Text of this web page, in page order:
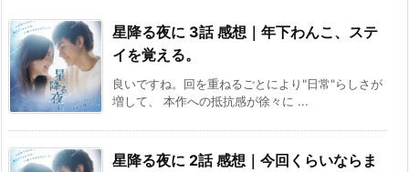
星降る夜に 3話 感想｜年下わんこ、ステ
イを覚える。
良いですね。回を重ねるごとにより"日常"らしさが
増して、 本作への抵抗感が徐々に ...
星降る夜に 2話 感想｜今回くらいならま